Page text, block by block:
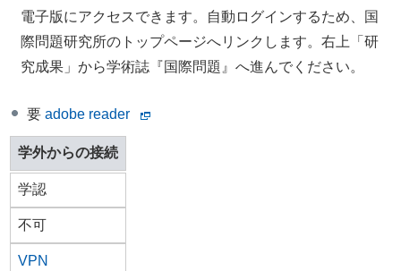
電子版にアクセスできます。自動ログインするため、国
際問題研究所のトップページへリンクします。右上「研
究成果」から学術誌『国際問題』へ進んでください。
要 adobe reader
学外からの接続
学認
不可
VPN